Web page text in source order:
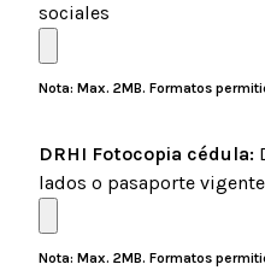
sociales
Nota: Max. 2MB. Formatos
DRHI Fotocopia cédula:
lados o pasaporte
Nota: Max. 2MB. Formatos